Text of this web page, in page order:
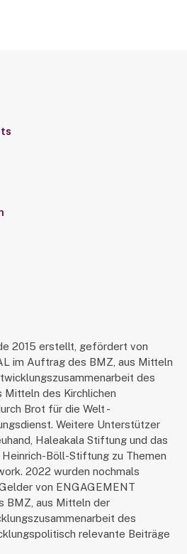
2015 erstellt, gefördert von
im Auftrag des BMZ, aus Mitteln
des
Mitteln des Kirchlichen
Brot für die Welt -
Weitere Unterstützer
Haleakala Stiftung und das
Böll-Stiftung zu Themen
2022 wurden nochmals
von ENGAGEMENT
BMZ, aus Mitteln der
des
relevante Beiträge